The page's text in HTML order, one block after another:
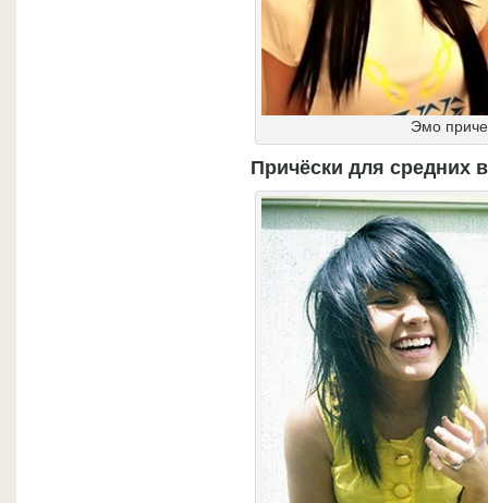
Эмо
Причёски для средних